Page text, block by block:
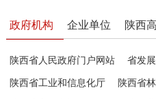
政府机构 企业单位 陕西
陕西省人民政府门户网站 省发
陕西省工业和信息化厅 陕西省